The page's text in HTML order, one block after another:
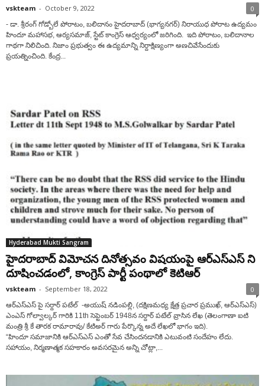
vskteam - October 9, 2022 0
- డా. శ్రీరంగ్ గోడ్బోలే పోరాటం, బలిదానం హైదరాబాద్ (భాగ్యనగర్) నిరాయుధ పోరాట ఉద్యమం
హిందూ మహాసభ, ఆర్యసమాజ్, స్టేట్ కాంగ్రెస్ ఆధ్వర్యంలో జరిగింది. ఇది పోరాటం, బలిదానాల
గాథగా నిలిచింది. నిజాం ప్రభుత్వం ఈ ఉద్యమాన్ని నిర్దాక్షిణ్యంగా అణచివేసేందుకు
ప్రయత్నించింది. కేంద్ర...
Hyderabad Mukti Sangram
హైదరాబాద్ విమోచన దినోత్సవం విషయంపై ఆర్ఎస్ఎస్ ని
దూషించడంలో, కాంగ్రెస్ పార్టీ పంథాలో కెటిఆర్
vskteam - September 18, 2022 0
ఆర్ఎస్ఎస్ పై సర్దార్ పటేల్ -అయుష్ నడింపల్లి, (దక్షిణమధ్య క్షేత్ర ప్రచార ప్రముఖ్, ఆర్ఎస్ఎస్)
ఎంఎస్ గోల్వాల్కర్ గారికి 11th సెప్టెంబర్ 1948న సర్దార్ పటేల్ వ్రాసిన లేఖ (తెలంగాణా ఐటి
మంత్రి శ్రీ కే తారక రామారావు/ కేటిఅర్ గారు పేర్కొన్న అదే లేఖలో భాగం ఇది).
“హిందూ సమాజానికి ఆర్ఎస్ఎస్ ఎంతో సేవ చేసిందనడానికి ఎటువంటి సందేహం లేదు.
సహాయం, నిర్మణాత్మక సహకారం అవసరమైన అన్ని చోట్లా,...